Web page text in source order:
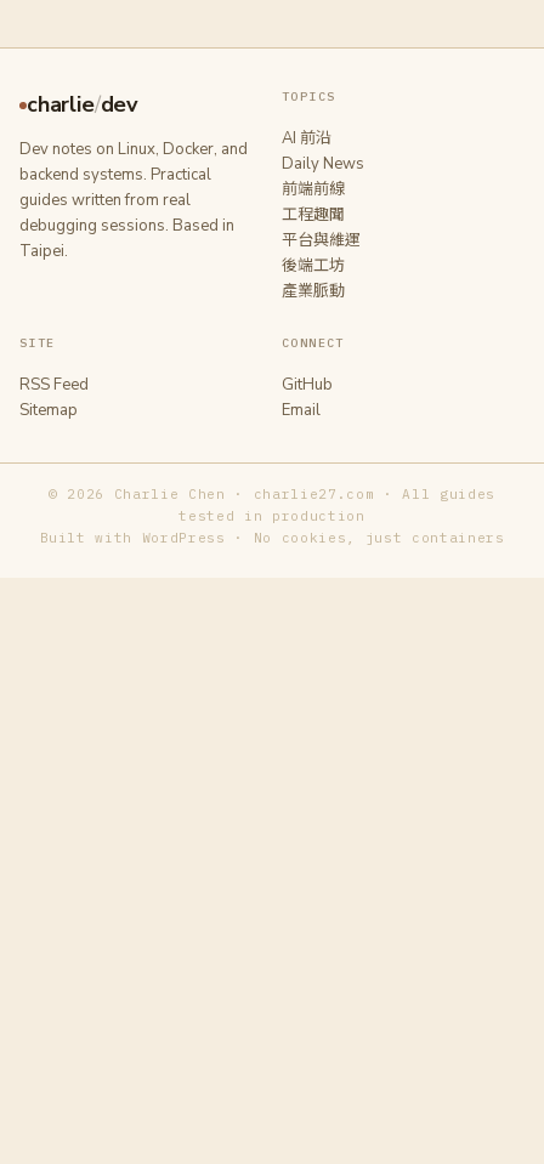
charlie/dev
Dev notes on Linux, Docker, and
backend systems. Practical
guides written from real
debugging sessions. Based in
Taipei.
TOPICS
AI 前沿
Daily News
前端前線
工程趣聞
平台與維運
後端工坊
產業脈動
SITE
RSS Feed
Sitemap
CONNECT
GitHub
Email
© 2026 Charlie Chen · charlie27.com · All guides
tested in production
Built with WordPress · No cookies, just containers